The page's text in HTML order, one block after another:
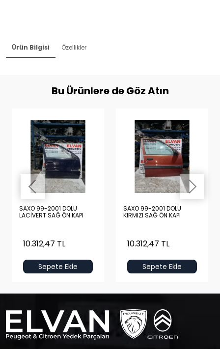
Ürün Bilgisi Özellikler
Bu Ürünlere de Göz Atın
SAXO 99-2001 DOLU
LACİVERT SAĞ ÖN KAPI
10.312,47 TL
Sepete Ekle
SAXO 99-2001 DOLU
KIRMIZI SAĞ ÖN KAPI
10.312,47 TL
Sepete Ekle